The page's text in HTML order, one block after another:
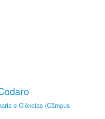
e Ciências (Câmpus